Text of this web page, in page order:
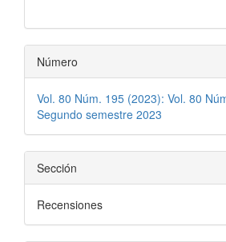
Número
Vol. 80 Núm. 195 (2023): Vol. 80
Segundo semestre 2023
Sección
Recensiones